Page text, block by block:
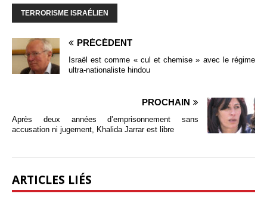
TERRORISME ISRAÉLIEN
PRÉCÉDENT
Israël est comme « cul et chemise » avec le régime
ultra-nationaliste hindou
PROCHAIN
Après deux années d’emprisonnement sans
accusation ni jugement, Khalida Jarrar est libre
ARTICLES LIÉS